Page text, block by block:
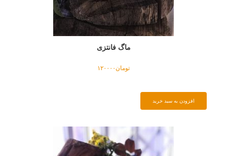
ماگ فانتزی
تومان۱۲۰۰۰۰
افزودن به سبد خرید